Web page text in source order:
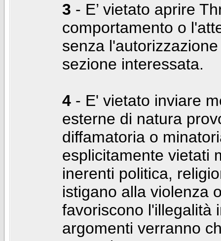
3 - E’ vietato aprire
comportamento o
senza
sezione interessata.
4 - E' vietato inviare
esterne di natura
diffamatoria o
esplicitamente vietati
inerenti politica,
istigano alla violenza
favoriscono l'illegalità
argomenti verranno